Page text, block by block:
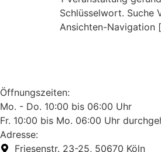
Schlüsselwort. Suche
Ansichten-Navigation
Öffnungszeiten:
Mo. - Do. 10:00 bis 06:00 Uhr
Fr. 10:00 bis Mo. 06:00 Uhr
Adresse:
Friesenstr. 23-25, 50670 Köln